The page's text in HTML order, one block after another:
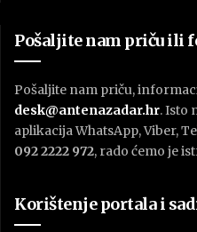
Pošaljite nam priču ili
Pošaljite nam priču,
desk@antenazadar.hr. Isto
aplikacija WhatsApp, Viber,
092 2222 972, rado ćemo je
Korištenje portala i